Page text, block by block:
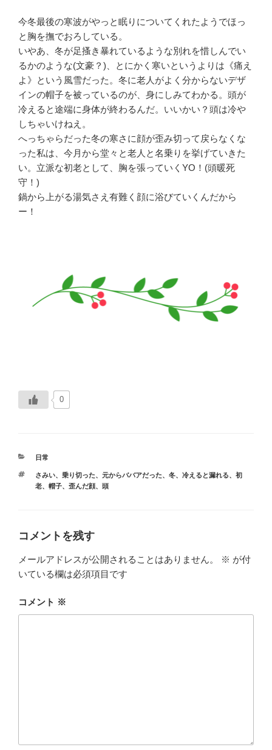
今冬最後の寒波がやっと眠りについてくれたようでほっ
と胸を撫でおろしている。
いやあ、冬が足搔き暴れているような別れを惜しんでい
るかのような(文豪？)、とにかく寒いというよりは《痛え
よ》という風雪だった。冬に老人がよく分からないデザ
インの帽子を被っているのが、身にしみてわかる。頭が
冷えると途端に身体が終わるんだ。いいかい？頭は冷や
しちゃいけねえ。
へっちゃらだった冬の寒さに顔が歪み切って戻らなくな
った私は、今月から堂々と老人と名乗りを挙げていきた
い。立派な初老として、胸を張っていくYO！(頭暖死
守！)
鍋から上がる湯気さえ有難く顔に浴びていくんだから
ー！
0
カ
ゴ
リ
日常
タ
グ
さみい、 乗り切った、 元からババアだった、 冬、 冷えると漏れる、 初
老、 帽子、 歪んだ顔、 頭
コメントを残す
メールアドレスが公開されることはありません。 ※ が付
いている欄は必須項目です
コメント ※